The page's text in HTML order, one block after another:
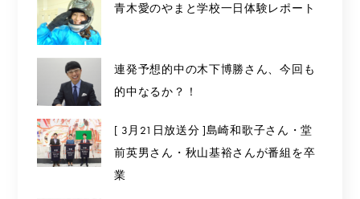
青木愛のやまと学校一日体験レポート
連発予想的中の木下博勝さん、今回も
的中なるか？！
[ 3月21日放送分 ]島崎和歌子さん・堂
前英男さん・秋山基裕さんが番組を卒
業